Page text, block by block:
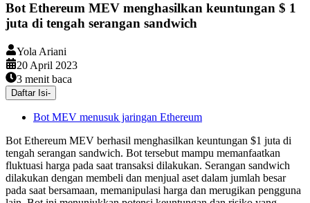
Bot Ethereum MEV menghasilkan keuntungan $ 1
juta di tengah serangan sandwich
Yola Ariani
20 April 2023
3 menit baca
Daftar Isi-
Bot MEV menusuk jaringan Ethereum
Bot Ethereum MEV berhasil menghasilkan keuntungan $1 juta di
tengah serangan sandwich. Bot tersebut mampu memanfaatkan
fluktuasi harga pada saat transaksi dilakukan. Serangan sandwich
dilakukan dengan membeli dan menjual aset dalam jumlah besar
pada saat bersamaan, memanipulasi harga dan merugikan pengguna